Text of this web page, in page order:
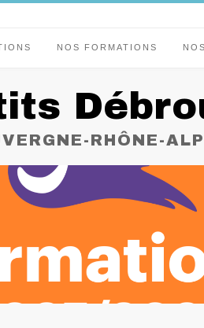
NOS FORMATIONS
RHÔNE-